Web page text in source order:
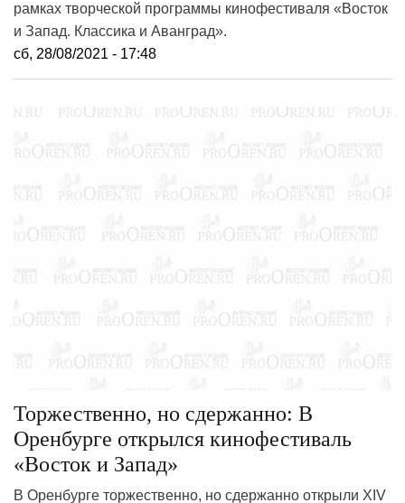
рамках творческой программы кинофестиваля «Восток
и Запад. Классика и Аванград».
сб, 28/08/2021 - 17:48
Торжественно, но сдержанно: В
Оренбурге открылся кинофестиваль
«Восток и Запад»
В Оренбурге торжественно, но сдержанно открыли XIV